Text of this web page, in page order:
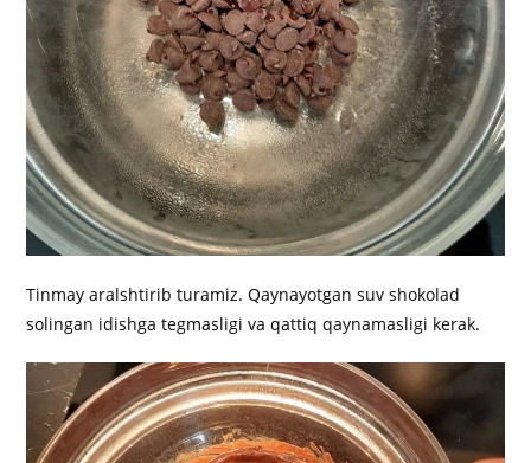
Tinmay aralshtirib turamiz. Qaynayotgan suv shokolad
solingan idishga tegmasligi va qattiq qaynamasligi kerak.